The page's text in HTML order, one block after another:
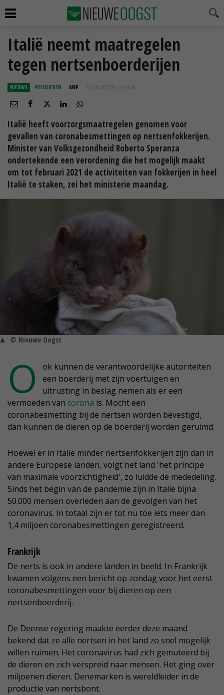
Italië neemt maatregelen
tegen nertsenboerderijen
NIEUWS PELSDIEREN ANP 23 NOV 2020 OM 14:41
Italië heeft voorzorgsmaatregelen genomen voor
gevallen van coronabesmettingen op nertsenfokkerijen.
Minister van Volksgezondheid Roberto Speranza
ondertekende een verordening die het mogelijk maakt
om tot februari 2021 de activiteiten van fokkerijen in heel
Italië te staken, zei het ministerie maandag.
© Nieuwe Oogst
O
ok kunnen de verantwoordelijke autoriteiten
een boerderij met zijn voertuigen en
uitrusting in beslag nemen als er een
vermoeden van corona is. Mocht een
coronabesmetting bij de nertsen worden bevestigd,
dan kunnen de dieren op de boerderij worden geruimd.
Hoewel er in Italië minder nertsenfokkerijen zijn dan in
andere Europese landen, volgt het land 'het principe
van maximale voorzichtigheid', zo luidde de mededeling.
Sinds het begin van de pandemie zijn in Italië bijna
50.000 mensen overleden aan de gevolgen van het
coronavirus. In totaal zijn er tot nu toe iets meer dan
1,4 miljoen coronabesmettingen geregistreerd.
Frankrijk
De nerts is ook in andere landen in beeld. In Frankrijk
kwamen volgens een bericht op zondag voor het eerst
coronabesmettingen voor bij dieren op een
nertsenboerderij.
De Deense regering maakte eerder deze maand
bekend dat ze alle nertsen in het land zo snel mogelijk
willen ruimen. Het coronavirus had zich gemuteerd bij
de dieren en zich verspreid naar mensen. Het ging over
miljoenen dieren. Denemarken is wereldleider in de
productie van nertsbont.